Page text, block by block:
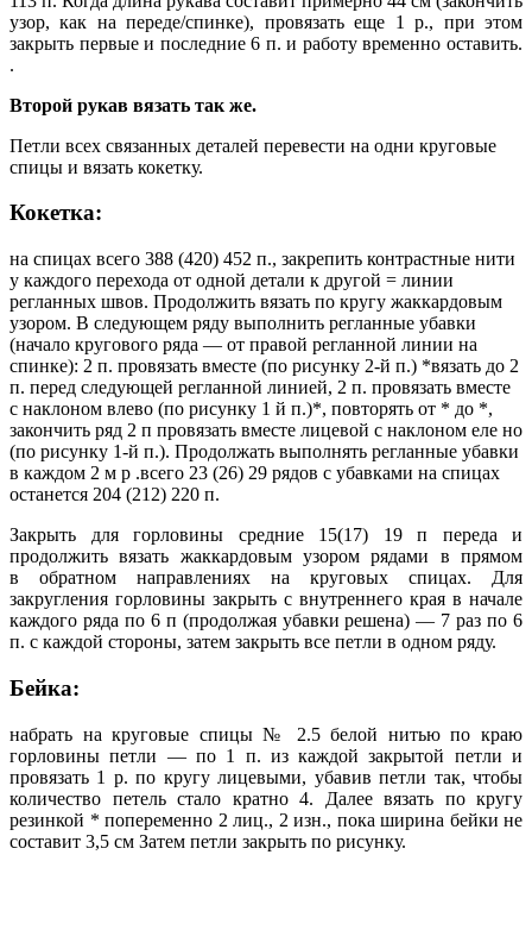
узор, как на переде/спинке), провязать еще 1 р., при этом
закрыть первые и последние 6 п. и работу временно оставить.
.
Второй рукав вязать так же.
Петли всех связанных деталей перевести на одни круговые
спицы и вязать кокетку.
Кокетка:
на спицах всего 388 (420) 452 п., закрепить контрастные нити
у каждого перехода от одной детали к другой = линии
регланных швов. Продолжить вязать по кругу жаккардовым
узором. В следующем ряду выполнить регланные убавки
(начало кругового ряда — от правой регланной линии на
спинке): 2 п. провязать вместе (по рисунку 2-й п.) *вязать до 2
п. перед следующей регланной линией, 2 п. провязать вместе
с наклоном влево (по рисунку 1 й п.)*, повторять от * до *,
закончить ряд 2 п провязать вместе лицевой с наклоном еле но
(по рисунку 1-й п.). Продолжать выполнять регланные убавки
в каждом 2 м р .всего 23 (26) 29 рядов с убавками на спицах
останется 204 (212) 220 п.
Закрыть для горловины средние 15(17) 19 п переда и
продолжить вязать жаккардовым узором рядами в прямом
в обратном направлениях на круговых спицах. Для
закругления горловины закрыть с внутреннего края в начале
каждого ряда по 6 п (продолжая убавки решена) — 7 раз по 6
п. с каждой стороны, затем закрыть все петли в одном ряду.
Бейка:
набрать на круговые спицы № 2.5 белой нитью по краю
горловины петли — по 1 п. из каждой закрытой петли и
провязать 1 р. по кругу лицевыми, убавив петли так, чтобы
количество петель стало кратно 4. Далее вязать по кругу
резинкой * попеременно 2 лиц., 2 изн., пока ширина бейки не
составит 3,5 см Затем петли закрыть по рисунку.